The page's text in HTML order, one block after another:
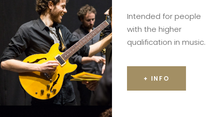
Intended for people
with the higher
qualification in music.
+ INFO